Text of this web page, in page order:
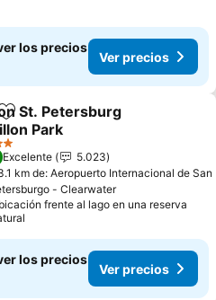
los precios
Ver precios
Añadir a favoritos
St. Petersburg
Park
Excelente
5.023
km de: Aeropuerto Internacional de San
- Clearwater
frente al lago en una reserva
los precios
Ver precios